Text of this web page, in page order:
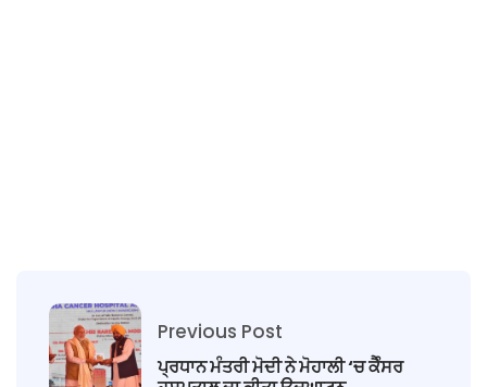
Previous Post
ਪ੍ਰਧਾਨ ਮੰਤਰੀ ਮੋਦੀ ਨੇ ਮੋਹਾਲੀ ‘ਚ ਕੈੰਸਰ